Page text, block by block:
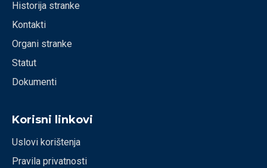
Historija stranke
Kontakti
Organi stranke
Statut
Dokumenti
Korisni linkovi
Uslovi korištenja
Pravila privatnosti